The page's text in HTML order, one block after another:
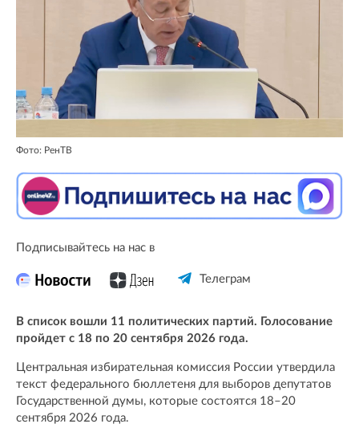
Фото: РенТВ
Подписывайтесь на нас в
Телеграм
В список вошли 11 политических партий. Голосование
пройдет с 18 по 20 сентября 2026 года.
Центральная избирательная комиссия России утвердила
текст федерального бюллетеня для выборов депутатов
Государственной думы, которые состоятся 18–20
сентября 2026 года.